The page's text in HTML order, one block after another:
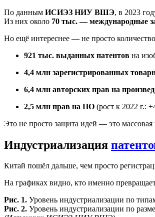
По данным ИСИЭЗ НИУ ВШЭ, в 2023
Из них около 70 тыс. — международные
Но ещё интереснее — не просто
921 тыс. выданных патентов на
4,4 млн зарегистрированных
6,4 млн авторских прав на
2,5 млн прав на ПО (рост к 2022 г.:
Это не просто защита идей — это массовая
Индустриализация
Китай пошёл дальше, чем просто
На графиках видно, кто именно
Рис. 1. Уровень индустриализации по
Рис. 2. Уровень индустриализации по